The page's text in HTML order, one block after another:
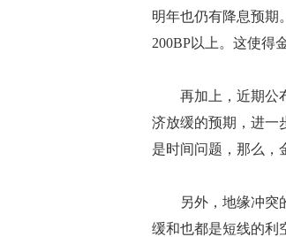
明年也仍有降息预期
200BP以上。这使得
再加上，近期公布
济放缓的预期，进一
是时间问题，那么，
另外，地缘冲突的
缓和也都是短线的利